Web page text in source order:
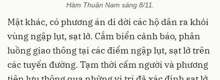
Hàm Thuận Nam sáng 8/11.
Mặt khác, có phương án di dời các hộ dân ra khỏi
vùng ngập lụt, sạt lở. Cắm biển cảnh báo, phân
luồng giao thông tại các điểm ngập lụt, sạt lở trên
các tuyến đường. Tạm thời cấm người và phương